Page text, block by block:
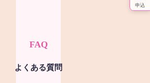
FAQ
よくある質問
申込